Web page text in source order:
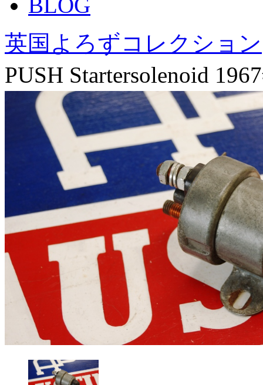
英国よろずコレクション
PUSH Startersolenoid